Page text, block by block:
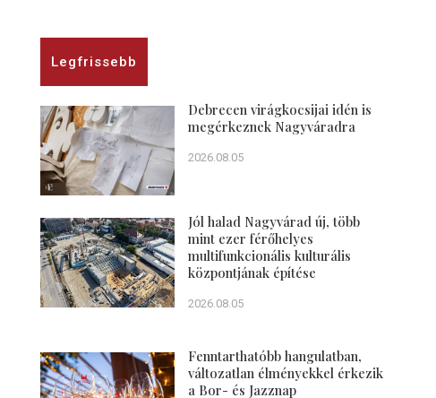
Legfrissebb
Debrecen virágkocsijai idén is
megérkeznek Nagyváradra
2026.08.05
Jól halad Nagyvárad új, több
mint ezer férőhelyes
multifunkcionális kulturális
központjának építése
2026.08.05
Fenntarthatóbb hangulatban,
változatlan élményekkel érkezik
a Bor- és Jazznap